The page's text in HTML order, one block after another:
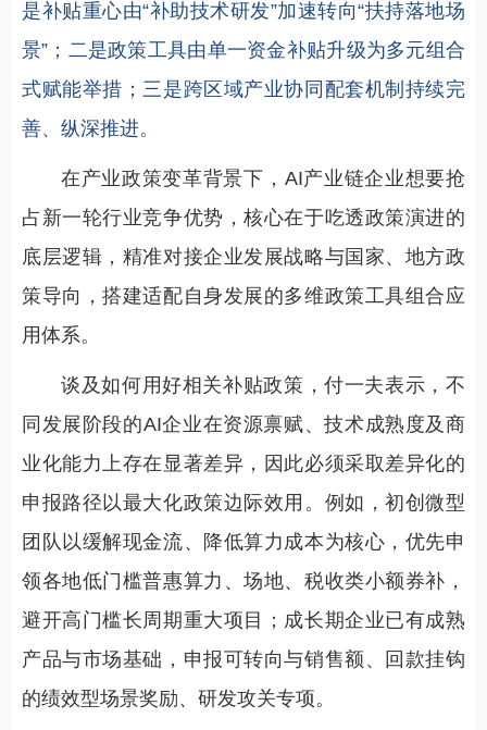
是补贴重心由“补助技术研发”加速转向“扶持落地场
景”；二是政策工具由单一资金补贴升级为多元组合
式赋能举措；三是跨区域产业协同配套机制持续完
善、纵深推进。
在产业政策变革背景下，AI产业链企业想要抢
占新一轮行业竞争优势，核心在于吃透政策演进的
底层逻辑，精准对接企业发展战略与国家、地方政
策导向，搭建适配自身发展的多维政策工具组合应
用体系。
谈及如何用好相关补贴政策，付一夫表示，不
同发展阶段的AI企业在资源禀赋、技术成熟度及商
业化能力上存在显著差异，因此必须采取差异化的
申报路径以最大化政策边际效用。例如，初创微型
团队以缓解现金流、降低算力成本为核心，优先申
领各地低门槛普惠算力、场地、税收类小额券补，
避开高门槛长周期重大项目；成长期企业已有成熟
产品与市场基础，申报可转向与销售额、回款挂钩
的绩效型场景奖励、研发攻关专项。